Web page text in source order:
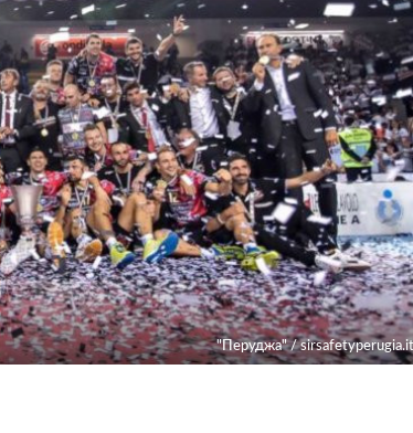
"Перуджа" / sirsafetyperugia.it